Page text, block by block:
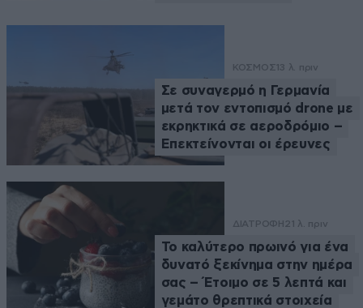
ΚΟΣΜΟΣ 13 λ. πριν
Σε συναγερμό η Γερμανία
μετά τον εντοπισμό drone με
εκρηκτικά σε αεροδρόμιο –
Επεκτείνονται οι έρευνες
ΔΙΑΤΡΟΦΗ 21 λ. πριν
Το καλύτερο πρωινό για ένα
δυνατό ξεκίνημα στην ημέρα
σας – Έτοιμο σε 5 λεπτά και
γεμάτο θρεπτικά στοιχεία